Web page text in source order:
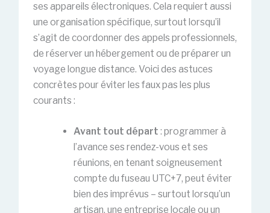
ses appareils électroniques. Cela requiert aussi
une organisation spécifique, surtout lorsqu’il
s’agit de coordonner des appels professionnels,
de réserver un hébergement ou de préparer un
voyage longue distance. Voici des astuces
concrètes pour éviter les faux pas les plus
courants :
Avant tout départ : programmer à
l’avance ses rendez-vous et ses
réunions, en tenant soigneusement
compte du fuseau UTC+7, peut éviter
bien des imprévus – surtout lorsqu’un
artisan, une entreprise locale ou un